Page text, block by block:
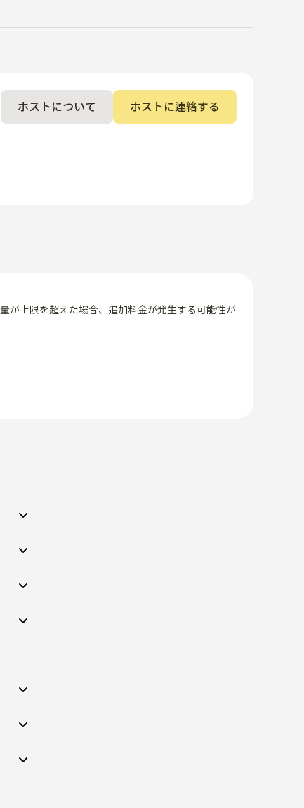
ホストについて ホストに連絡する
が上限を超えた場合、追加料金が発生する可能性が